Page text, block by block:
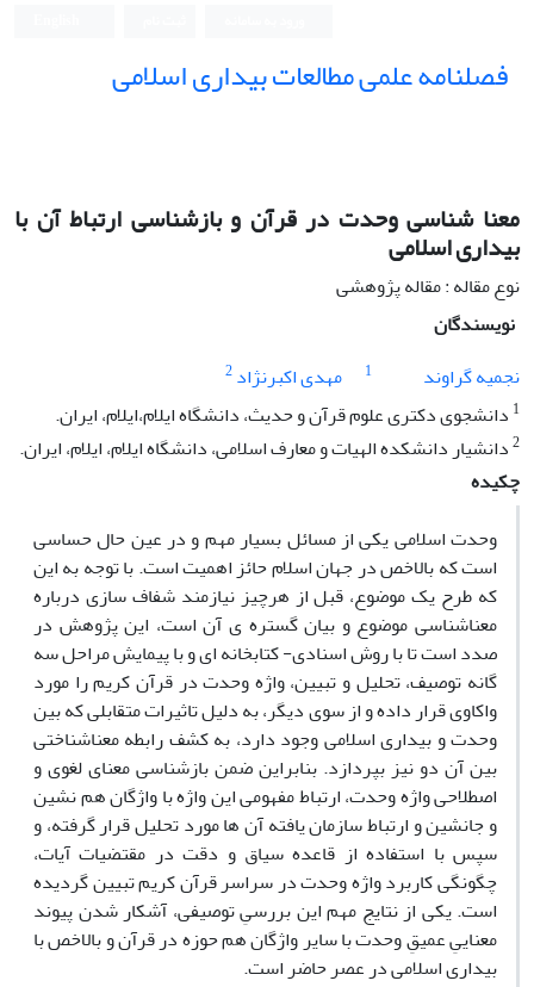
فصلنامه علمی مطالعات بیداری اسلامی
معنا شناسی وحدت در قرآن و بازشناسی ارتباط آن با
بیداری اسلامی
نوع مقاله : مقاله پژوهشی
نویسندگان
نجمیه گراوند
1 مهدی اکبرنژاد2
1 دانشجوی دکتری علوم قرآن و حدیث، دانشگاه ایلام،ایلام، ایران.
2دانشیار دانشکده الهیات و معارف اسلامی، دانشگاه ایلام، ایلام، ایران.
چکیده
وحدت اسلامی یکی از مسائل بسیار مهم و در عین حال حساسی
است که بالاخص در جهان اسلام حائز اهمیت است. با توجه به این
که طرح یک موضوع، قبل از هرچیز نیازمند شفاف سازی درباره
معناشناسی موضوع و بیان گستره ی آن است، این پژوهش در
صدد است تا با روش اسنادی- کتابخانه ای و با پیمایش مراحل سه
گانه توصیف، تحلیل و تبیین، واژه وحدت در قرآن کریم را مورد
واکاوی قرار داده و از سوی دیگر، به دلیل تاثیرات متقابلی که بین
وحدت و بیداری اسلامی وجود دارد، به کشف رابطه معناشناختی
بین آن دو نیز بپردازد. بنابراین ضمن بازشناسی معنای لغوی و
اصطلاحی واژه وحدت، ارتباط مفهومی این واژه با واژگان هم نشین
و جانشین و ارتباط سازمان یافته آن ها مورد تحلیل قرار گرفته، و
سپس با استفاده از قاعده سیاق و دقت در مقتضیات آیات،‌
چگونگی کاربرد واژه وحدت در سراسر قرآن کریم تبیین گردیده
است. یکی از نتایج مهم این بررسیِ توصیفی،‌ آشکار شدن پیوند
معناییِ عمیقِ وحدت با سایر واژگان هم حوزه در قرآن و بالاخص با
بیداری اسلامی در عصر حاضر است.